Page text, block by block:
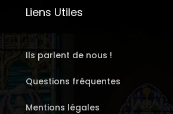
Liens Utiles
Ils parlent de nous !
Questions fréquentes
Mentions légales